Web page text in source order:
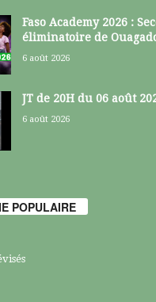
Faso Academy 2026 :
éliminatoire de
6 août 2026
JT de 20H du 06 août
6 août 2026
POPULAIRE